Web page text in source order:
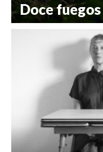
Doce fuegos